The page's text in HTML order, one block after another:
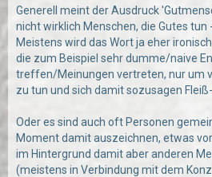
Generell meint der Ausdruck
nicht wirklich Menschen, die Gutes tun
Meistens wird das Wort ja eher
die zum Beispiel sehr dumme/naive
treffen/Meinungen vertreten, nur um
zu tun und sich damit sozusagen
Oder es sind auch oft Personen
Moment damit auszeichnen, etwas
im Hintergrund damit aber anderen
(meistens in Verbindung mit dem